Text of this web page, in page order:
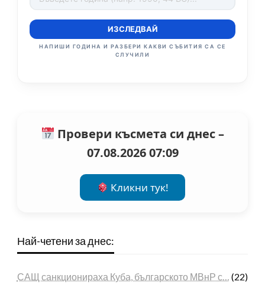
ИЗСЛЕДВАЙ
НАПИШИ ГОДИНА И РАЗБЕРИ КАКВИ СЪБИТИЯ СА СЕ
СЛУЧИЛИ
Провери късмета си днес –
07.08.2026 07:09
Кликни тук!
Най-четени за днес:
САЩ санкционираха Куба, българското МВнР с… (22)